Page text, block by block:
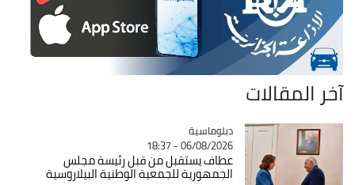
آخر المقالات
Catégorie
دبلوماسية
06/08/2026 - 18:37
عطاف يستقبل من قبل رئيسة مجلس
الجمهورية للجمعية الوطنية البيلاروسية